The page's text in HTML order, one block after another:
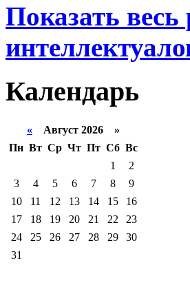
Показать весь
Календарь
« Август 2026 »
Пн Вт Ср Чт Пт Сб Вс
1
2
3
4 5 6 7 8
9
10
11 12 13 14 15
16
17
18 19 20 21 22
23
24
25 26 27 28 29
30
31